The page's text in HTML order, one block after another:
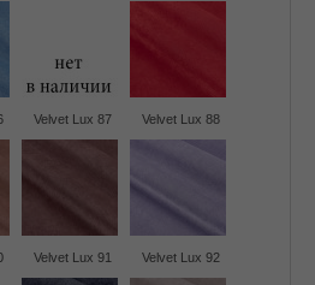
Velvet Lux 87 Velvet Lux 88
Velvet Lux 91 Velvet Lux 92